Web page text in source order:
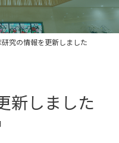
究の情報を更新しました
新しました